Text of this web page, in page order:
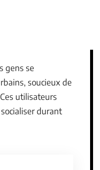
gens se
soucieux de
utilisateurs
durant